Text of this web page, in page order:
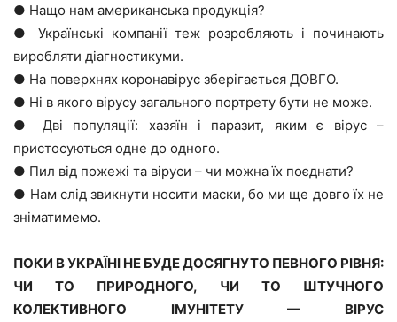
● Нащо нам американська продукція?
● Українські компанії теж розробляють і починають
виробляти діагностикуми.
● На поверхнях коронавірус зберігається ДОВГО.
● Ні в якого вірусу загального портрету бути не може.
● Дві популяції: хазяїн і паразит, яким є вірус –
пристосуються одне до одного.
● Пил від пожежі та віруси – чи можна їх поєднати?
● Нам слід звикнути носити маски, бо ми ще довго їх не
зніматимемо.
ПОКИ В УКРАЇНІ НЕ БУДЕ ДОСЯГНУТО ПЕВНОГО РІВНЯ:
ЧИ ТО ПРИРОДНОГО, ЧИ ТО ШТУЧНОГО
КОЛЕКТИВНОГО ІМУНІТЕТУ — ВІРУС